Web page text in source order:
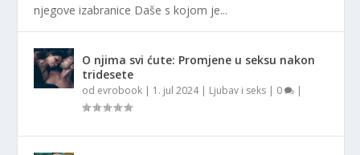
njegove izabranice Daše s kojom je...
O njima svi ćute: Promjene u seksu nakon
tridesete
od evrobook | 1. jul 2024| Ljubav i seks | 0 |